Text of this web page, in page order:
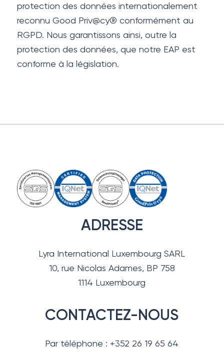
protection des données internationalement
reconnu Good Priv@cy® conformément au
RGPD. Nous garantissons ainsi, outre la
protection des données, que notre EAP est
conforme à la législation.
ADRESSE
Lyra International Luxembourg SARL
10, rue Nicolas Adames, BP 758
1114 Luxembourg
CONTACTEZ-NOUS
Par téléphone : +352 26 19 65 64